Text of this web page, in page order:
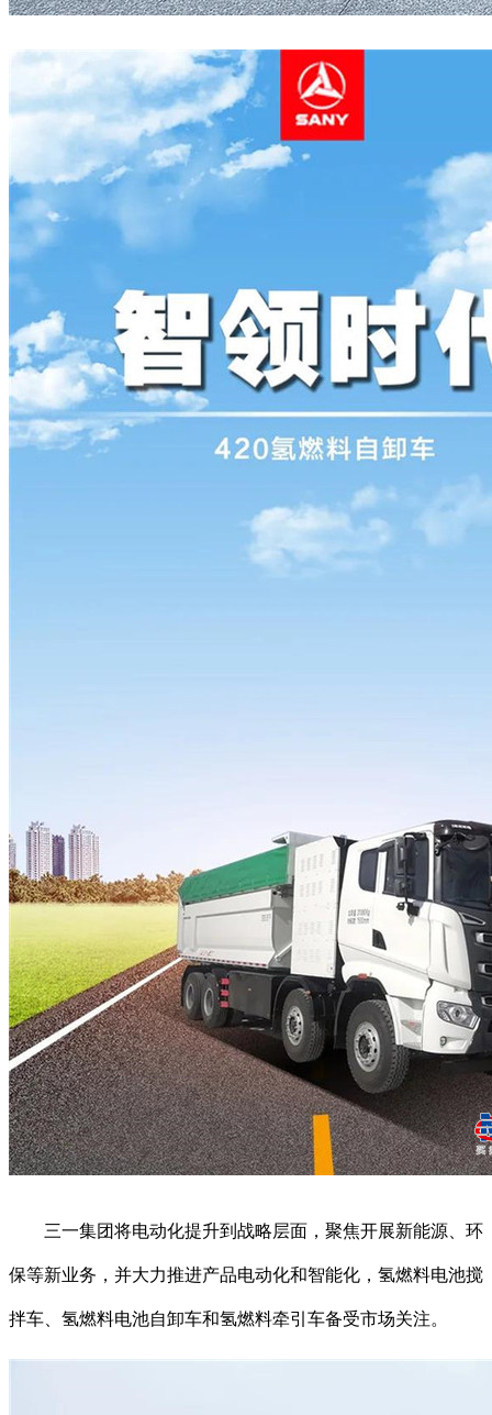
三一集团将电动化提升到战略层面，聚焦开展新能源、环
保等新业务，并大力推进产品电动化和智能化，氢燃料电池搅
拌车、氢燃料电池自卸车和氢燃料牵引车备受市场关注。